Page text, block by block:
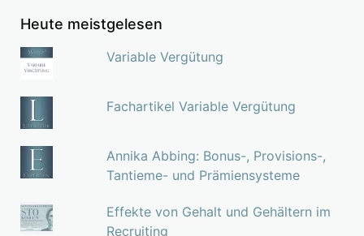
Heute meistgelesen
Variable Vergütung
Fachartikel Variable Vergütung
Annika Abbing: Bonus-, Provisions-,
Tantieme- und Prämiensysteme
Effekte von Gehalt und Gehältern im
Recruiting